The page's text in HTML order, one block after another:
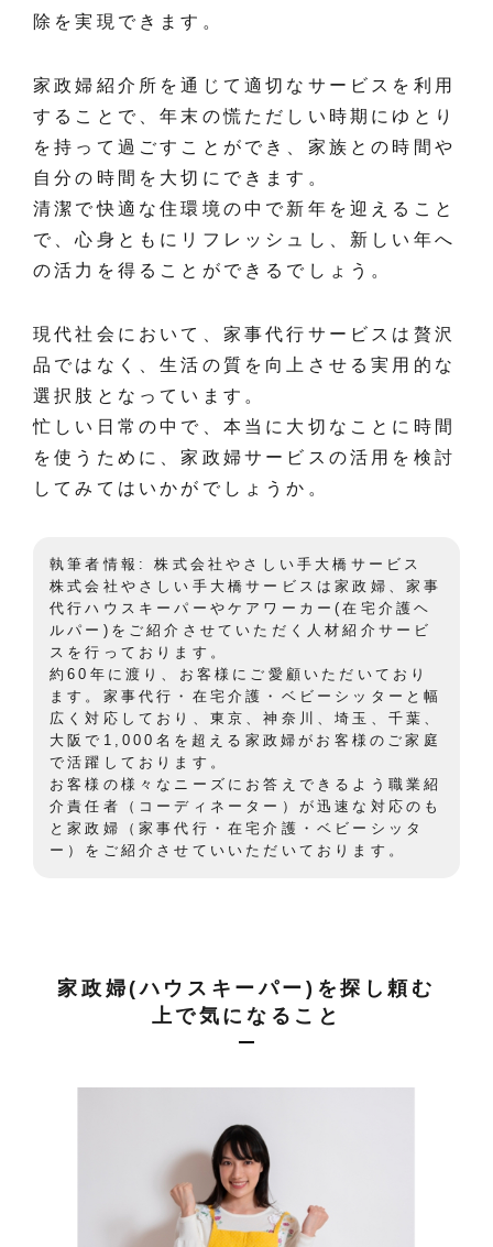
除を実現できます。
家政婦紹介所を通じて適切なサービスを利用
することで、年末の慌ただしい時期にゆとり
を持って過ごすことができ、家族との時間や
自分の時間を大切にできます。
清潔で快適な住環境の中で新年を迎えること
で、心身ともにリフレッシュし、新しい年へ
の活力を得ることができるでしょう。
現代社会において、家事代行サービスは贅沢
品ではなく、生活の質を向上させる実用的な
選択肢となっています。
忙しい日常の中で、本当に大切なことに時間
を使うために、家政婦サービスの活用を検討
してみてはいかがでしょうか。
執筆者情報: 株式会社やさしい手大橋サービス
株式会社やさしい手大橋サービスは家政婦、家事
代行ハウスキーパーやケアワーカー(在宅介護ヘ
ルパー)をご紹介させていただく人材紹介サービ
スを行っております。
約60年に渡り、お客様にご愛顧いただいており
ます。家事代行・在宅介護・ベビーシッターと幅
広く対応しており、東京、神奈川、埼玉、千葉、
大阪で1,000名を超える家政婦がお客様のご家庭
で活躍しております。
お客様の様々なニーズにお答えできるよう職業紹
介責任者（コーディネーター）が迅速な対応のも
と家政婦（家事代行・在宅介護・ベビーシッタ
ー）をご紹介させていいただいております。
家政婦(ハウスキーパー)を探し頼む
上で気になること